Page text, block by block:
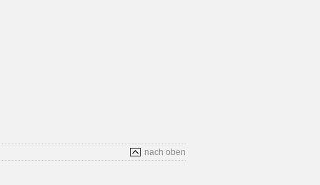
nach oben